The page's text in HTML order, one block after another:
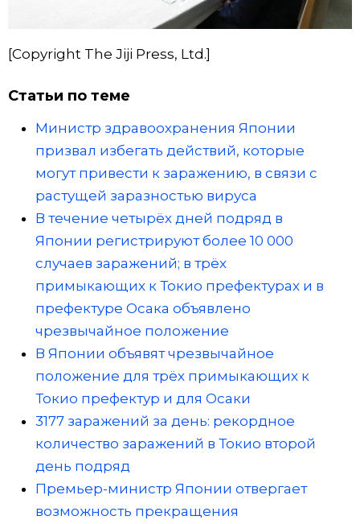
[Copyright The Jiji Press, Ltd.]
Статьи по теме
Министр здравоохранения Японии
призвал избегать действий, которые
могут привести к заражению, в связи с
растущей заразностью вируса
В течение четырёх дней подряд в
Японии регистрируют более 10 000
случаев заражений; в трёх
примыкающих к Токио префектурах и в
префектуре Осака объявлено
чрезвычайное положение
В Японии объявят чрезвычайное
положение для трёх примыкающих к
Токио префектур и для Осаки
3177 заражений за день: рекордное
количество заражений в Токио второй
день подряд
Премьер-министр Японии отвергает
возможность прекращения